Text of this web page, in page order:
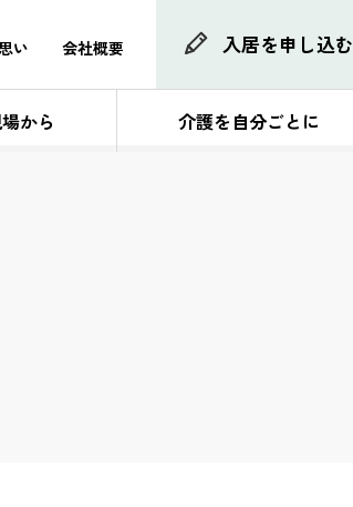
い 会社概要 入居を申し込む
から 介護を自分ごとに